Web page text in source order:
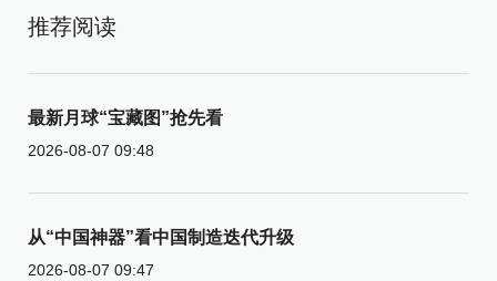
推荐阅读
最新月球“宝藏图”抢先看
2026-08-07 09:48
从“中国神器”看中国制造迭代升级
2026-08-07 09:47